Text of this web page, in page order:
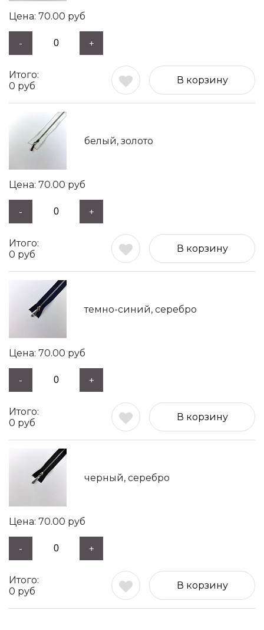
70.00 руб
- +
0 руб
В корзину
белый, золото
70.00 руб
- +
0 руб
В корзину
темно-синий, серебро
70.00 руб
- +
0 руб
В корзину
черный, серебро
70.00 руб
- +
0 руб
В корзину